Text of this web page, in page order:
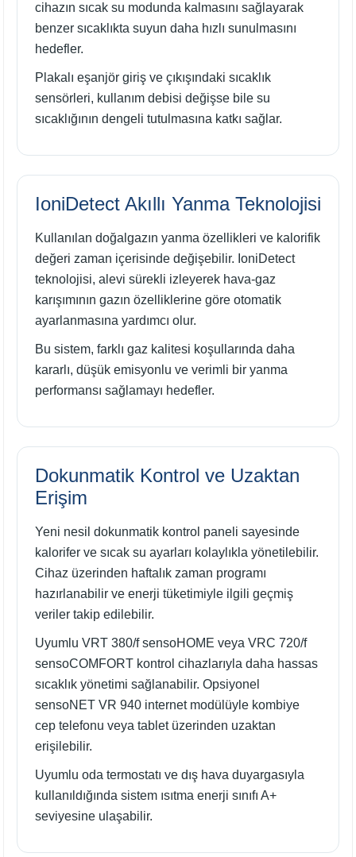
cihazın sıcak su modunda kalmasını sağlayarak
benzer sıcaklıkta suyun daha hızlı sunulmasını
hedefler.
Plakalı eşanjör giriş ve çıkışındaki sıcaklık
sensörleri, kullanım debisi değişse bile su
sıcaklığının dengeli tutulmasına katkı sağlar.
IoniDetect Akıllı Yanma Teknolojisi
Kullanılan doğalgazın yanma özellikleri ve kalorifik
değeri zaman içerisinde değişebilir. IoniDetect
teknolojisi, alevi sürekli izleyerek hava-gaz
karışımının gazın özelliklerine göre otomatik
ayarlanmasına yardımcı olur.
Bu sistem, farklı gaz kalitesi koşullarında daha
kararlı, düşük emisyonlu ve verimli bir yanma
performansı sağlamayı hedefler.
Dokunmatik Kontrol ve Uzaktan
Erişim
Yeni nesil dokunmatik kontrol paneli sayesinde
kalorifer ve sıcak su ayarları kolaylıkla yönetilebilir.
Cihaz üzerinden haftalık zaman programı
hazırlanabilir ve enerji tüketimiyle ilgili geçmiş
veriler takip edilebilir.
Uyumlu VRT 380/f sensoHOME veya VRC 720/f
sensoCOMFORT kontrol cihazlarıyla daha hassas
sıcaklık yönetimi sağlanabilir. Opsiyonel
sensoNET VR 940 internet modülüyle kombiye
cep telefonu veya tablet üzerinden uzaktan
erişilebilir.
Uyumlu oda termostatı ve dış hava duyargasıyla
kullanıldığında sistem ısıtma enerji sınıfı A+
seviyesine ulaşabilir.